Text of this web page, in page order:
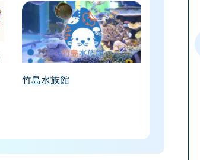
竹島水族館